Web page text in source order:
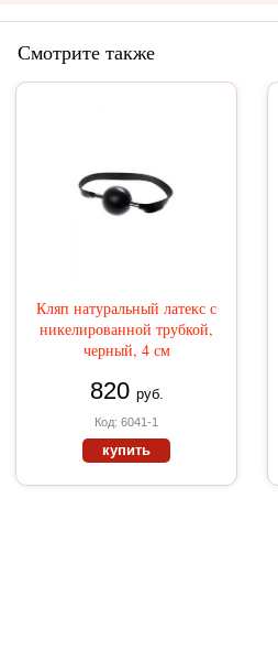
Смотрите также
Кляп натуральный латекс с
никелированной трубкой,
черный, 4 см
820 руб.
Код: 6041-1
купить